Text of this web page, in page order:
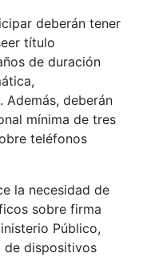
deberán tener
título
de duración
Además, deberán
mínima de tres
teléfonos
la necesidad de
sobre firma
Público,
de dispositivos